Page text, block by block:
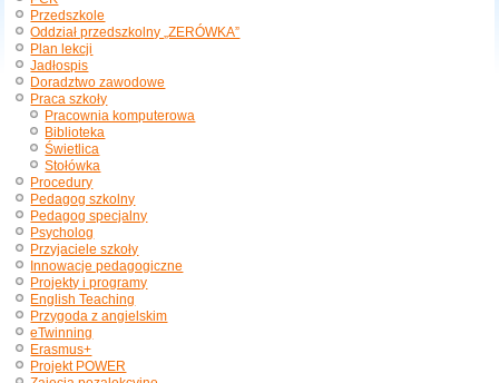
Przedszkole
Oddział przedszkolny „ZERÓWKA”
Plan lekcji
Jadłospis
Doradztwo zawodowe
Praca szkoły
Pracownia komputerowa
Biblioteka
Świetlica
Stołówka
Procedury
Pedagog szkolny
Pedagog specjalny
Psycholog
Przyjaciele szkoły
Innowacje pedagogiczne
Projekty i programy
English Teaching
Przygoda z angielskim
eTwinning
Erasmus+
Projekt POWER